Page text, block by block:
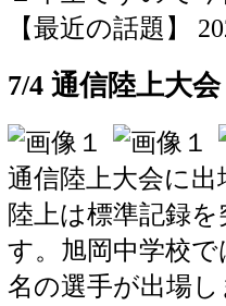
【最近の話題】
7/4 通信陸上大
通信陸上大会に
陸上は標準記録
す。旭岡中学校
名の選手が出場